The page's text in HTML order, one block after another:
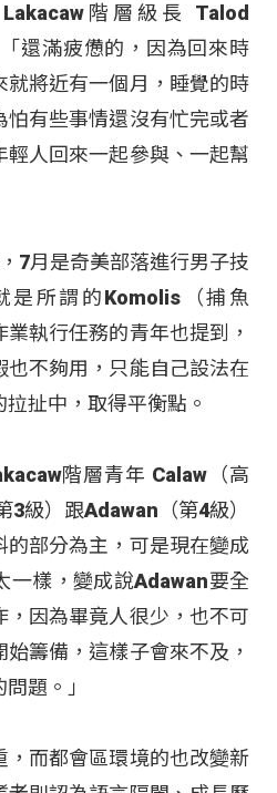
階層級長 Talod
還滿疲憊的，因為回來時
就將近有一個月，睡覺的時
怕有些事情還沒有忙完或者
輕人回來一起參與、一起幫
7月是奇美部落進行男子技
是所謂的Komolis（捕魚
執行任務的青年也提到，
也不夠用，只能自己設法在
扯中，取得平衡點。
階層青年 Calaw（高
級）跟Adawan（第4級）
部分為主，可是現在變成
一樣，變成說Adawan要全
，因為畢竟人很少，也不可
籌備，這樣子會來不及，
題。」
，而都會區環境的也改變新